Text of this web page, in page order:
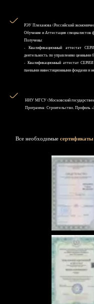
РЭУ Плеханова (Российский
Обучение и Аттестация специалистов
Получены:
- Квалификационный аттестат
деятельность по управлению ценными
- Квалификационный аттестат
паевыми инвестиционными фондами и
НИУ MГСУ (Московский
Программа: Строительство, Профиль
Все необходимые сертификаты